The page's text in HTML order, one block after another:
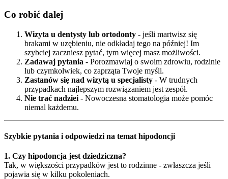
Co robić dalej
Wizyta u dentysty lub ortodonty - jeśli martwisz się
brakami w uzębieniu, nie odkładaj tego na później! Im
szybciej zaczniesz pytać, tym więcej masz możliwości.
Zadawaj pytania - Porozmawiaj o swoim zdrowiu, rodzinie
lub czymkolwiek, co zaprząta Twoje myśli.
Zastanów się nad wizytą u specjalisty - W trudnych
przypadkach najlepszym rozwiązaniem jest zespół.
Nie trać nadziei - Nowoczesna stomatologia może pomóc
niemal każdemu.
Szybkie pytania i odpowiedzi na temat hipodoncji
1. Czy hipodoncja jest dziedziczna?
Tak, w większości przypadków jest to rodzinne - zwłaszcza jeśli
pojawia się w kilku pokoleniach.